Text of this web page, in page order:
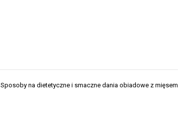
Sposoby na dietetyczne i smaczne dania obiadowe z mięsem